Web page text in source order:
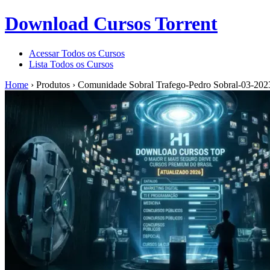
Download Cursos Torrent
Acessar Todos os Cursos
Lista Todos os Cursos
Home › Produtos › Comunidade Sobral Trafego-Pedro Sobral-03-